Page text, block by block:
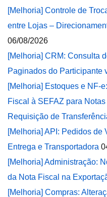
[Melhoria] Controle de
entre Lojas –
06/08/2026
[Melhoria] CRM: Consulta
Paginados do Participante
[Melhoria] Estoques e NF-
Fiscal à SEFAZ para
Requisição de
[Melhoria] API: Pedidos de
Entrega e Transportadora
[Melhoria] Administração:
da Nota Fiscal na
[Melhoria] Compras: